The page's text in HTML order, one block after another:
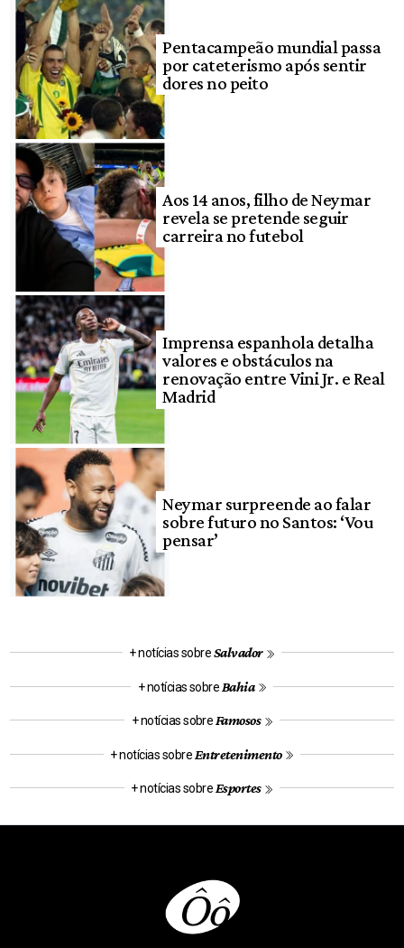
Pentacampeão mundial passa
por cateterismo após sentir
dores no peito
Aos 14 anos, filho de Neymar
revela se pretende seguir
carreira no futebol
Imprensa espanhola detalha
valores e obstáculos na
renovação entre Vini Jr. e Real
Madrid
Neymar surpreende ao falar
sobre futuro no Santos: ‘Vou
pensar’
+ notícias sobreSalvador
+ notícias sobre Bahia
+ notícias sobreFamosos
+ notícias sobre Entretenimento
+ notícias sobreEsportes